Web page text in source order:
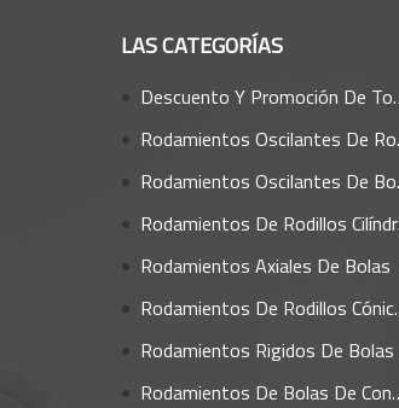
LAS CATEGORÍAS
Descuento Y Promoción De Todos Los Rodamientos.
Rodamientos Oscilantes De Rodillos
Rodamientos Oscilantes De Bolas
Rodamientos De Rodillos Cilíndricos
Rodamientos Axiales De Bolas
Rodamientos De Rodillos Cónicos
Rodamientos Rigidos De Bolas
Rodamientos De Bolas De Contacto Angular